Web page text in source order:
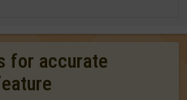
for accurate